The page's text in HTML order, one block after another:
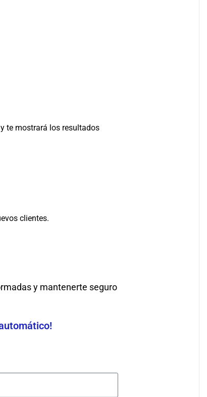
te mostrará los resultados
clientes.
y mantenerte seguro